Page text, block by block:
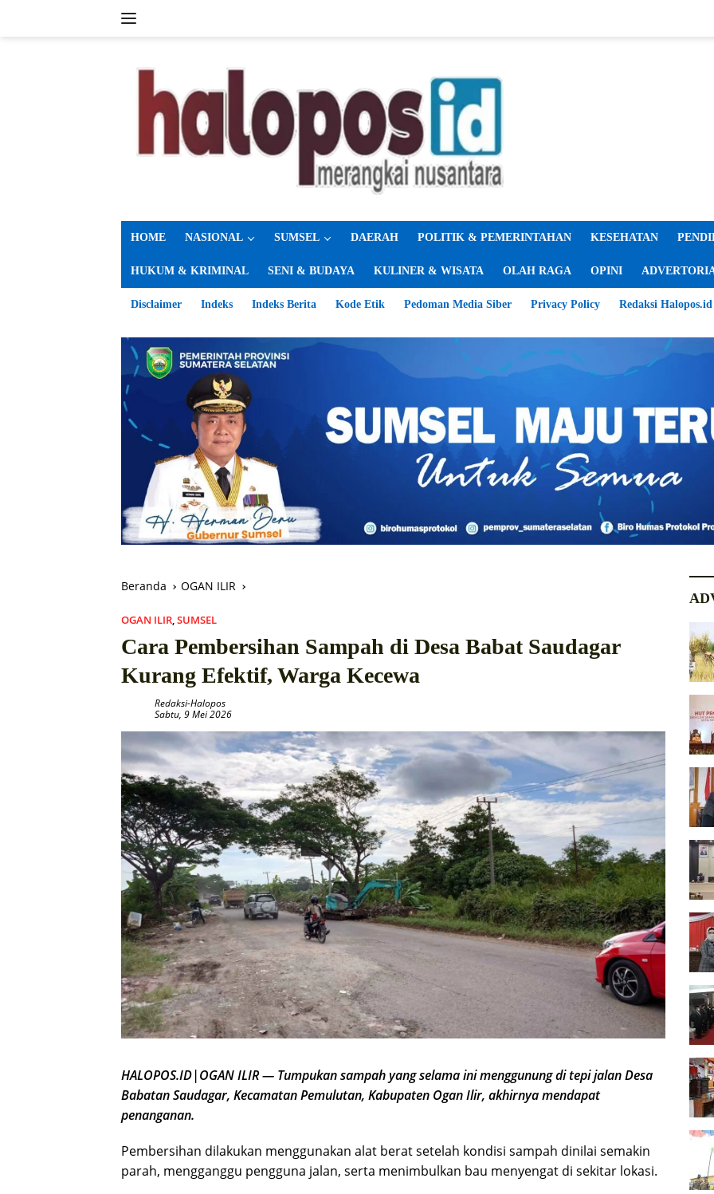
HOME NASIONAL SUMSEL DAERAH POLITIK & PEMERINTAHAN KESEHATAN
HUKUM & KRIMINAL SENI & BUDAYA KULINER & WISATA OLAH RAGA OPINI
Disclaimer Indeks Indeks Berita Kode Etik Pedoman Media Siber Privacy Policy Redaksi Halopos.id
Beranda OGAN ILIR
OGAN ILIR,SUMSEL
Cara Pembersihan Sampah di Desa Babat Saudagar
Kurang Efektif, Warga Kecewa
Redaksi-Halopos
Sabtu, 9 Mei 2026
HALOPOS.ID|OGAN ILIR — Tumpukan sampah yang selama ini menggunung di tepi jalan Desa
Babatan Saudagar, Kecamatan Pemulutan, Kabupaten Ogan Ilir, akhirnya mendapat
penanganan.
Pembersihan dilakukan menggunakan alat berat setelah kondisi sampah dinilai semakin
parah, mengganggu pengguna jalan, serta menimbulkan bau menyengat di sekitar lokasi.